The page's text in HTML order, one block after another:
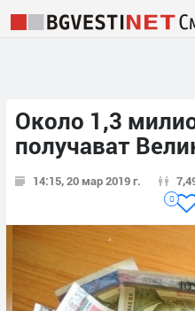
Около 1,3
получават
14:15, 20 мар 2019 г.
0